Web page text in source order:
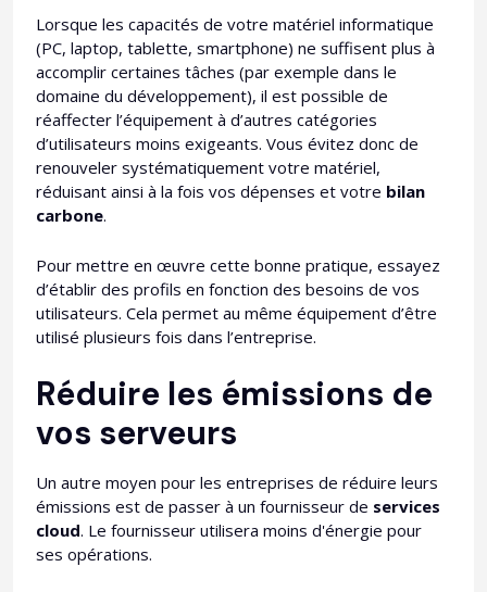
Lorsque les capacités de votre matériel informatique
(PC, laptop, tablette, smartphone) ne suffisent plus à
accomplir certaines tâches (par exemple dans le
domaine du développement), il est possible de
réaffecter l’équipement à d’autres catégories
d’utilisateurs moins exigeants. Vous évitez donc de
renouveler systématiquement votre matériel,
réduisant ainsi à la fois vos dépenses et votre bilan
carbone.
Pour mettre en œuvre cette bonne pratique, essayez
d’établir des profils en fonction des besoins de vos
utilisateurs. Cela permet au même équipement d’être
utilisé plusieurs fois dans l’entreprise.
Réduire les émissions de
vos serveurs
Un autre moyen pour les entreprises de réduire leurs
émissions est de passer à un fournisseur de services
cloud. Le fournisseur utilisera moins d'énergie pour
ses opérations.